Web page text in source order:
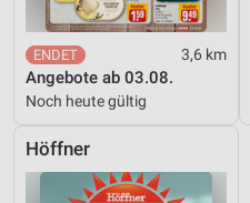
3,6 km
Angebote ab 03.08.
Noch heute gültig
Höffner